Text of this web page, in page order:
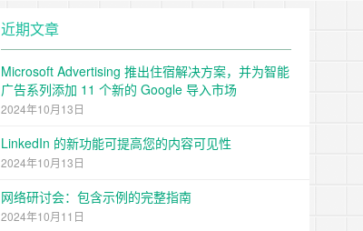
近期文章
Microsoft Advertising 推出住宿解决方案，并为智能
广告系列添加 11 个新的 Google 导入市场
2024年10月13日
LinkedIn 的新功能可提高您的内容可见性
2024年10月13日
网络研讨会：包含示例的完整指南
2024年10月11日